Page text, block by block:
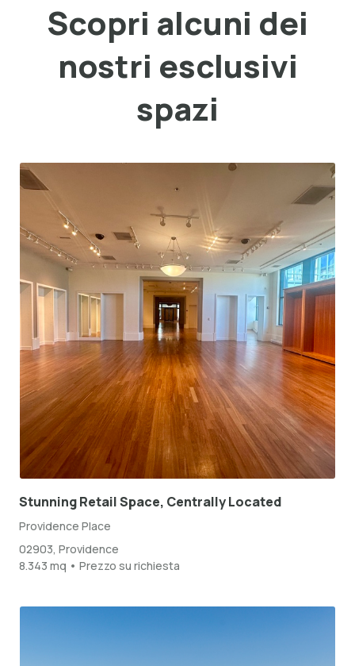
Scopri alcuni dei
nostri esclusivi
spazi
Stunning Retail Space, Centrally Located
Providence Place
02903, Providence
8.343 mq • Prezzo su richiesta